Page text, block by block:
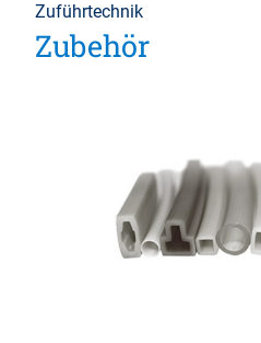
Zuführtechnik
Zubehör